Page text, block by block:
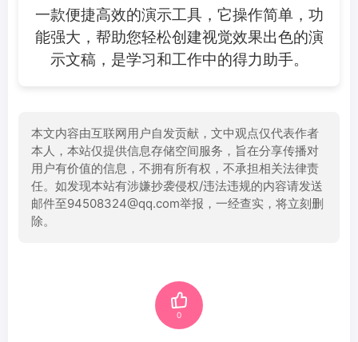
一款便捷高效的演示工具，它操作简单，功
能强大，帮助您轻松创建视觉效果出色的演
示文稿，是学习和工作中的得力助手。
本文内容由互联网用户自发贡献，文中观点仅代表作者
本人，本站仅提供信息存储空间服务，旨在分享传播对
用户有价值的信息，不拥有所有权，不承担相关法律责
任。如发现本站有涉嫌抄袭侵权/违法违规的内容请发送
邮件至94508324@qq.com举报，一经查实，将立刻删
除。
0